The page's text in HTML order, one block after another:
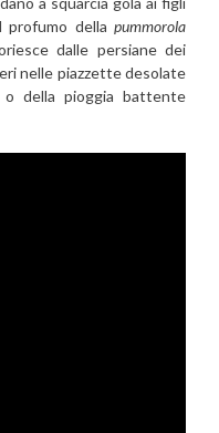
profumo della pummorola
dalle persiane dei
nelle piazzette desolate
della pioggia battente